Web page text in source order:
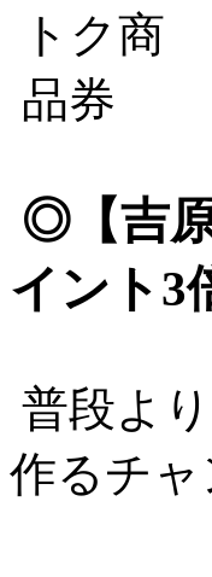
◎【吉
イント3
普段よ
作るチャ